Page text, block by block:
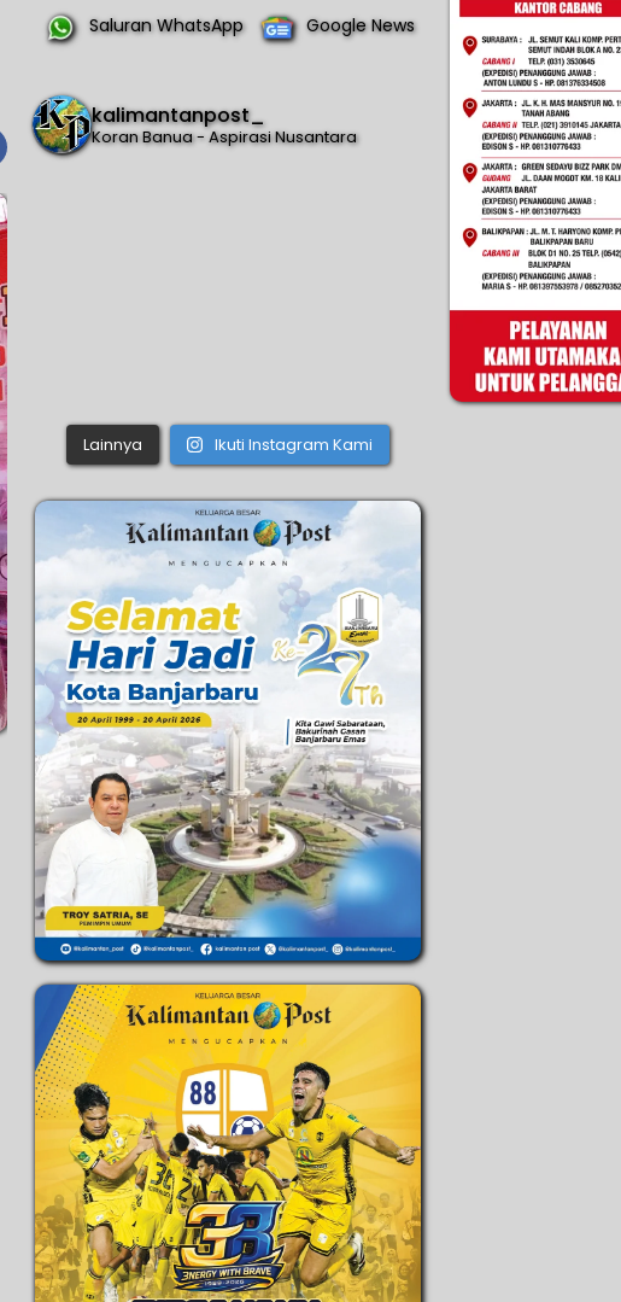
Saluran WhatsApp Google News
kalimantanpost_
Koran Banua - Aspirasi Nusantara
Lainnya Ikuti Instagram Kami